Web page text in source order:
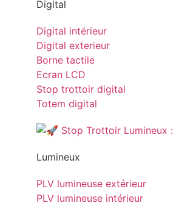
Digital
Digital intérieur
Digital exterieur
Borne tactile
Ecran LCD
Stop trottoir digital
Totem digital
Lumineux
PLV lumineuse extérieur
PLV lumineuse intérieur